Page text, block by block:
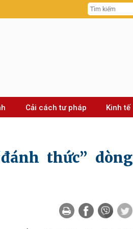
Cải cách tư pháp Kinh tế
thức” dòng